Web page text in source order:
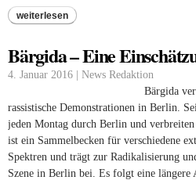
weiterlesen
Bärgida – Eine
4. Januar 2016 | News Redaktion
Bärgida
rassistische Demonstrationen in Berlin.
jeden Montag durch Berlin und
ist ein Sammelbecken für verschiedene
Spektren und trägt zur Radikalisierung
Szene in Berlin bei. Es folgt eine längere